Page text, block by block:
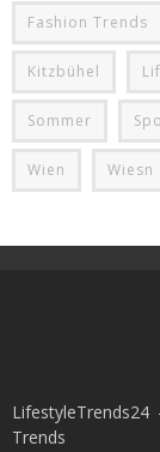
Fashion Trends
Kitzbühel
Sommer
Wien Wiesn
Trends